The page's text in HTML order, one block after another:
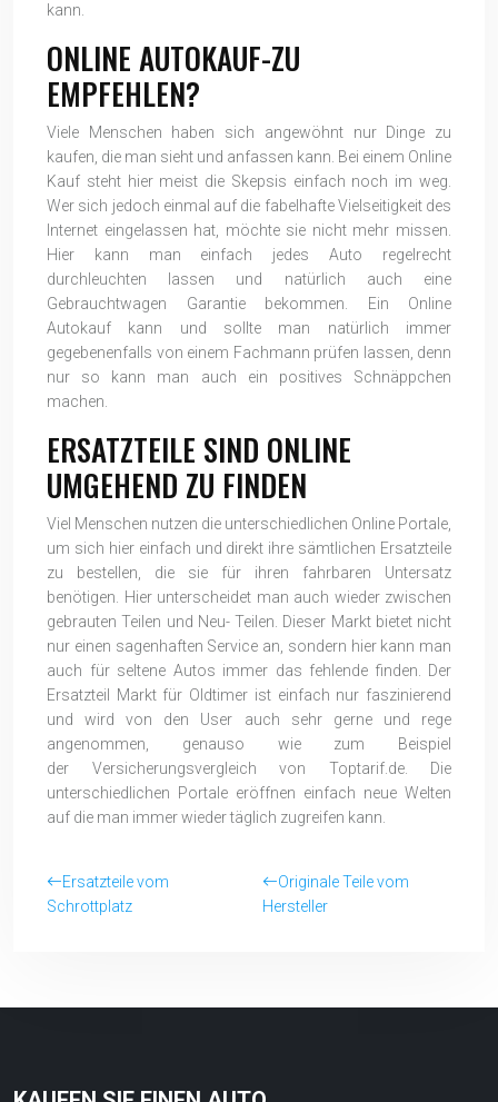
kann.
ONLINE AUTOKAUF-ZU
EMPFEHLEN?
Viele Menschen haben sich angewöhnt nur Dinge zu
kaufen, die man sieht und anfassen kann. Bei einem Online
Kauf steht hier meist die Skepsis einfach noch im weg.
Wer sich jedoch einmal auf die fabelhafte Vielseitigkeit des
Internet eingelassen hat, möchte sie nicht mehr missen.
Hier kann man einfach jedes Auto regelrecht
durchleuchten lassen und natürlich auch eine
Gebrauchtwagen Garantie bekommen. Ein Online
Autokauf kann und sollte man natürlich immer
gegebenenfalls von einem Fachmann prüfen lassen, denn
nur so kann man auch ein positives Schnäppchen
machen.
ERSATZTEILE SIND ONLINE
UMGEHEND ZU FINDEN
Viel Menschen nutzen die unterschiedlichen Online Portale,
um sich hier einfach und direkt ihre sämtlichen Ersatzteile
zu bestellen, die sie für ihren fahrbaren Untersatz
benötigen. Hier unterscheidet man auch wieder zwischen
gebrauten Teilen und Neu- Teilen. Dieser Markt bietet nicht
nur einen sagenhaften Service an, sondern hier kann man
auch für seltene Autos immer das fehlende finden. Der
Ersatzteil Markt für Oldtimer ist einfach nur faszinierend
und wird von den User auch sehr gerne und rege
angenommen, genauso wie zum Beispiel
der Versicherungsvergleich von Toptarif.de. Die
unterschiedlichen Portale eröffnen einfach neue Welten
auf die man immer wieder täglich zugreifen kann.
Ersatzteile vom
Schrottplatz
Originale Teile vom
Hersteller